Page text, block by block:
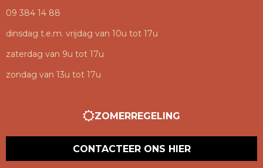
09 384 14 88
dinsdag t.e.m. vrijdag van 10u tot 17u
zaterdag van 9u tot 17u
zondag van 13u tot 17u
ZOMERREGELING
CONTACTEER ONS HIER